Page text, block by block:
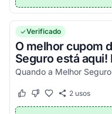
Verificado
O melhor cupom
Seguro está
Este cupom funcionou
Este cupom não
2usos